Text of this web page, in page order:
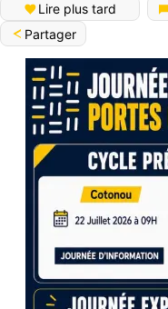
Lire plus tard
Partager